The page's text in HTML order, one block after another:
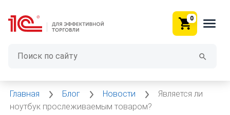
0
Главная Блог Новости
Является ли
ноутбук прослеживаемым товаром?